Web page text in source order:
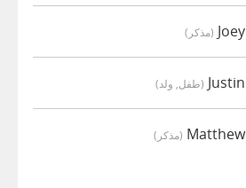
(مذكر)
(طفل, ولد)
(مذكر)